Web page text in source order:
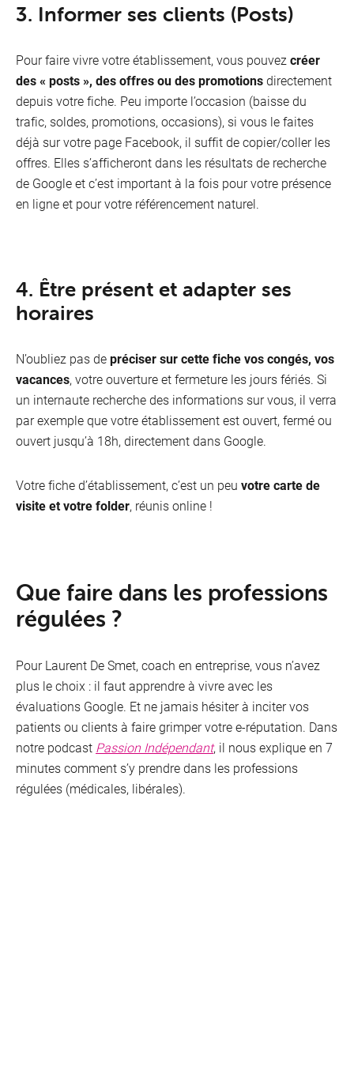
3. Informer ses clients (Posts)
Pour faire vivre votre établissement, vous pouvez créer
des « posts », des offres ou des promotionsdirectement
depuis votre fiche. Peu importe l’occasion (baisse du
trafic, soldes, promotions, occasions), si vous le faites
déjà sur votre page Facebook, il suffit de copier/coller les
offres. Elles s’afficheront dans les résultats de recherche
de Google et c’est important à la fois pour votre présence
en ligne et pour votre référencement naturel.
4. Être présent et adapter ses
horaires
N’oubliez pas depréciser sur cette fiche vos congés, vos
vacances, votre ouverture et fermeture les jours fériés. Si
un internaute recherche des informations sur vous, il verra
par exemple que votre établissement est ouvert, fermé ou
ouvert jusqu’à 18h, directement dans Google.
Votre fiche d’établissement, c’est un peu votre carte de
visite et votre folder, réunis online !
Que faire dans les professions
régulées ?
Pour Laurent De Smet, coach en entreprise, vous n’avez
plus le choix : il faut apprendre à vivre avec les
évaluations Google. Et ne jamais hésiter à inciter vos
patients ou clients à faire grimper votre e-réputation. Dans
notre podcast Passion Indépendant, il nous explique en 7
minutes comment s’y prendre dans les professions
régulées (médicales, libérales).